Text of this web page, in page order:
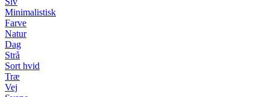
Minimalistisk
Farve
Natur
Dag
Strå
Sort hvid
Træ
Vej